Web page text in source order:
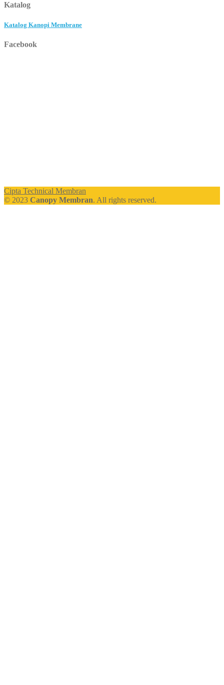
Katalog
Katalog Kanopi Membrane
Facebook
Cipta Technical Membran
© 2023 Canopy Membran. All rights reserved.